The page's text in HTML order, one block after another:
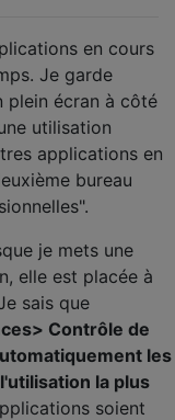
en cours
Je garde
plein écran à côté
utilisation
applications en
bureau
je mets une
elle est placée à
sais que
Contrôle de
les
la plus
soient